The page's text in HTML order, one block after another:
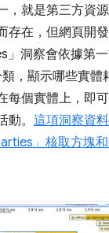
，就是第三方資
存在，但網頁開
洞察會依據第
，顯示哪些實體
每個實體上，即
。 這項洞察資
」核取方塊和